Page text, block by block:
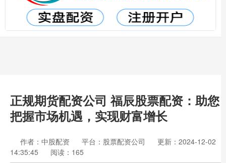
正规期货配资公司 福辰股票配资：助您
把握市场机遇，实现财富增长
作者：中股配资 平台：股票配资公司
更新：2024-12-02
14:35:45
阅读：165